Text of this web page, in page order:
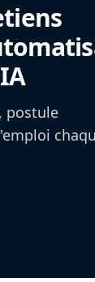
postule